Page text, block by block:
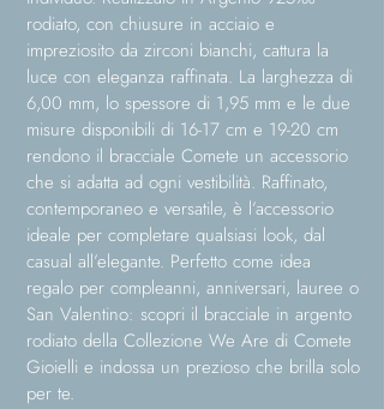
rodiato, con chiusure in acciaio e
impreziosito da zirconi bianchi, cattura la
luce con eleganza raffinata. La larghezza di
6,00 mm, lo spessore di 1,95 mm e le due
misure disponibili di 16-17 cm e 19-20 cm
rendono il bracciale Comete un accessorio
che si adatta ad ogni vestibilità. Raffinato,
contemporaneo e versatile, è l’accessorio
ideale per completare qualsiasi look, dal
casual all’elegante. Perfetto come idea
regalo per compleanni, anniversari, lauree o
San Valentino: scopri il bracciale in argento
rodiato della Collezione We Are di Comete
Gioielli e indossa un prezioso che brilla solo
per te.